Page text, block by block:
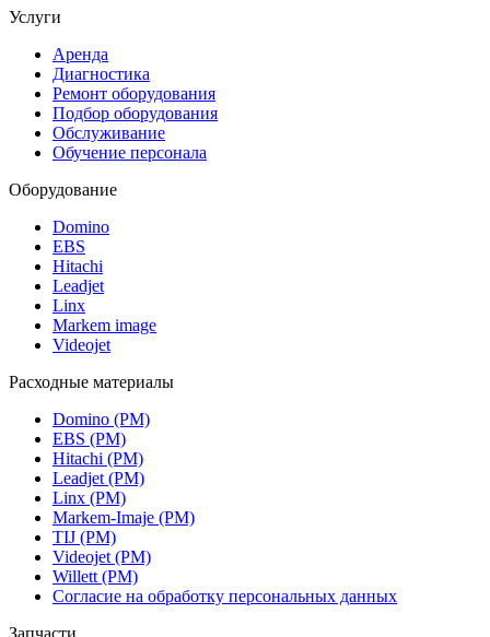
Услуги
Аренда
Диагностика
Ремонт оборудования
Подбор оборудования
Обслуживание
Обучение персонала
Оборудование
Domino
EBS
Hitachi
Leadjet
Linx
Markem image
Videojet
Расходные материалы
Domino (РМ)
EBS (РМ)
Hitachi (РМ)
Leadjet (РМ)
Linx (РМ)
Markem-Imaje (РМ)
TIJ (РМ)
Videojet (РМ)
Willett (РМ)
Согласие на обработку персональных данных
Запчасти